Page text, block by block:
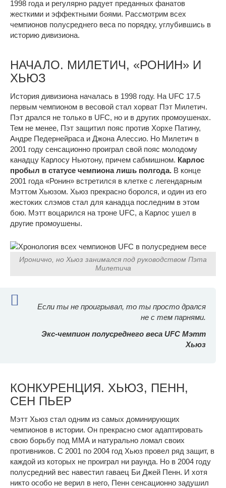
1998 года и регулярно радует преданных фанатов
жесткими и эффектными боями. Рассмотрим всех
чемпионов полусреднего веса по порядку, углубившись в
историю дивизиона.
НАЧАЛО. МИЛЕТИЧ, «РОНИН» И
ХЬЮЗ
История дивизиона началась в 1998 году. На UFC 17.5
первым чемпионом в весовой стал хорват Пэт Милетич.
Пэт дрался не только в UFC, но и в других промоушенах.
Тем не менее, Пэт защитил пояс против Хорхе Патину,
Андре Педернейраса и Джона Алессио. Но Милетич в
2001 году сенсационно проиграл свой пояс молодому
канадцу Карлосу Ньютону, причем сабмишном. Карлос
пробыл в статусе чемпиона лишь полгода. В конце
2001 года «Ронин» встретился в клетке с легендарным
Мэттом Хьюзом. Хьюз прекрасно боролся, и один из его
жестоких слэмов стал для канадца последним в этом
бою. Мэтт воцарился на троне UFC, а Карлос ушел в
другие промоушены.
Иронично, но Хьюз занимался под руководством Пэта
Милетича
Если ты не проигрывал, то ты просто дрался
не с тем парнями.
Экс-чемпион полусреднего веса UFC Мэтт
Хьюз
КОНКУРЕНЦИЯ. ХЬЮЗ, ПЕНН,
СЕН ПЬЕР
Мэтт Хьюз стал одним из самых доминирующих
чемпионов в истории. Он прекрасно смог адаптировать
свою борьбу под ММА и натурально ломал своих
противников. С 2001 по 2004 год Хьюз провел ряд защит, в
каждой из которых не проиграл ни раунда. Но в 2004 году
полусредний вес навестил гаваец Би Джей Пенн. И хотя
никто особо не верил в него, Пенн сенсационно задушил